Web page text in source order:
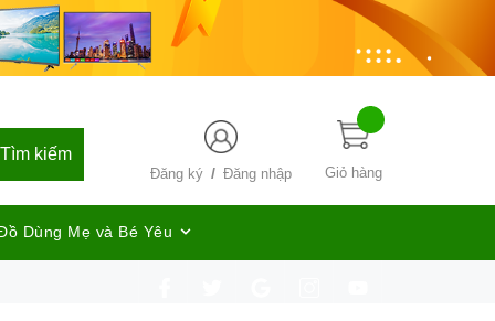
Giỏ hàng
Đăng ký / Đăng nhập
Tìm kiếm
Dùng Mẹ và Bé Yêu